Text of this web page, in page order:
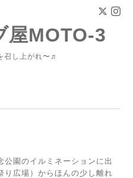
MOTO-3
召し上がれ〜♬
園のイルミネーションに出
り広場）からほんの少し離れ